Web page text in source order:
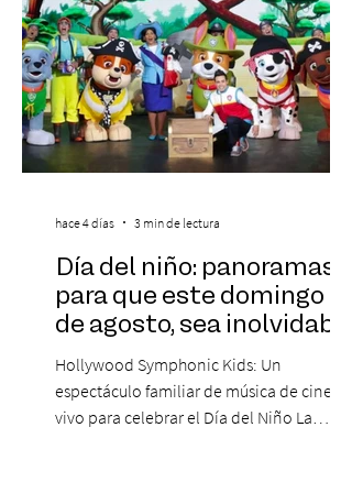
Día del niño: panoramas
para que este domingo 09
de agosto, sea inolvidable
Hollywood Symphonic Kids: Un
espectáculo familiar de música de cine en
vivo para celebrar el Día del Niño La
hace 4 días 3 min de lectura